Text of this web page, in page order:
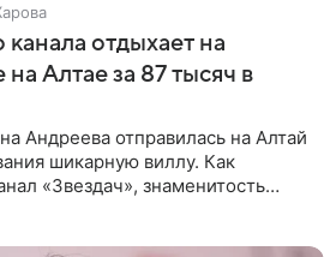
отдыхает на
Алтае за 87 тысяч в
Андреева отправилась на Алтай
шикарную виллу. Как
«Звездач», знаменитость